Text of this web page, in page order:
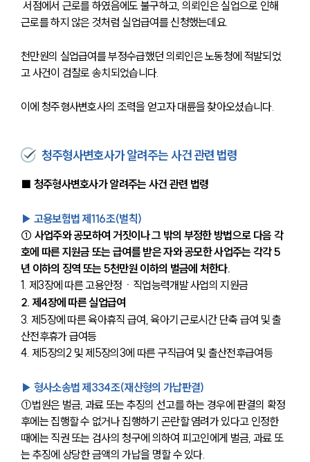
서점에서 근로를 하였음에도 불구하고, 의뢰인은 실업으로 인해
근로를 하지 않은 것처럼 실업급여를 신청했는데요.
천만원의 실업급여를 부정수급했던 의뢰인은 노동청에 적발되었
고 사건이 검찰로 송치되었습니다.
이에 청주형사변호사의 조력을 얻고자 대륜을 찾아오셨습니다.
청주형사변호사가 알려주는 사건 관련 법령
■ 청주형사변호사가 알려주는 사건 관련 법령
▶ 고용보험법 제116조(벌칙)
① 사업주와 공모하여 거짓이나 그 밖의 부정한 방법으로 다음 각
호에 따른 지원금 또는 급여를 받은 자와 공모한 사업주는 각각 5
년 이하의 징역 또는 5천만원 이하의 벌금에 처한다.
1. 제3장에 따른 고용안정ㆍ직업능력개발 사업의 지원금
2. 제4장에 따른 실업급여
3. 제5장에 따른 육아휴직 급여, 육아기 근로시간 단축 급여 및 출
산전후휴가 급여등
4. 제5장의2 및 제5장의3에 따른 구직급여 및 출산전후급여등
▶ 형사소송법 제334조(재산형의 가납판결)
①법원은 벌금, 과료 또는 추징의 선고를 하는 경우에 판결의 확정
후에는 집행할 수 없거나 집행하기 곤란할 염려가 있다고 인정한
때에는 직권 또는 검사의 청구에 의하여 피고인에게 벌금, 과료 또
는 추징에 상당한 금액의 가납을 명할 수 있다.